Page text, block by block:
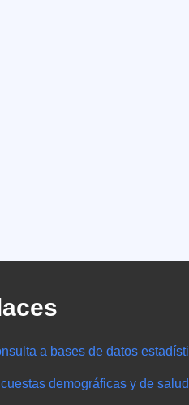
a bases de datos
demográficas y de salud